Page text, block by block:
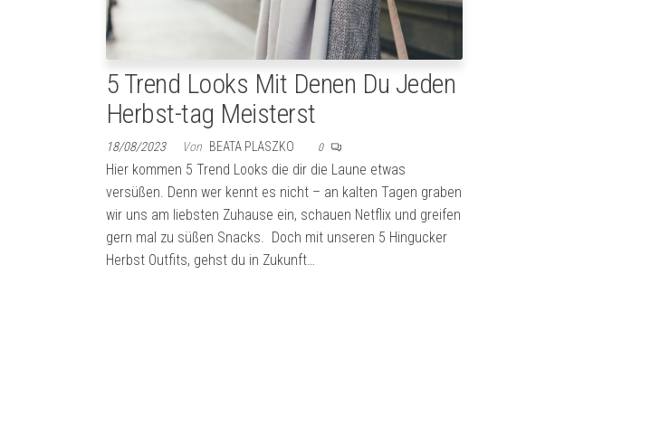
5 Trend Looks Mit Denen Du Jeden
Herbst-tag Meisterst
18/08/2023 Von BEATA PLASZKO 0
Hier kommen 5 Trend Looks die dir die Laune etwas
versüßen. Denn wer kennt es nicht – an kalten Tagen graben
wir uns am liebsten Zuhause ein, schauen Netflix und greifen
gern mal zu süßen Snacks. Doch mit unseren 5 Hingucker
Herbst Outfits, gehst du in Zukunft…